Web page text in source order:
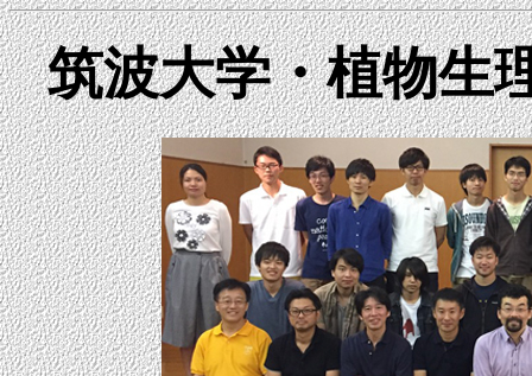
筑波大学・植物生